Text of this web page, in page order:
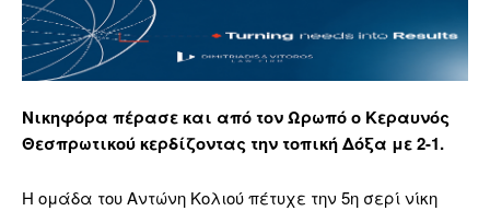
Νικηφόρα πέρασε και από τον Ωρωπό ο Κεραυνός
Θεσπρωτικού κερδίζοντας την τοπική Δόξα με 2-1.
Η ομάδα του Αντώνη Κολιού πέτυχε την 5η σερί νίκη